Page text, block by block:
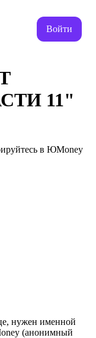
Войти
11"
в ЮMoney
нужен именной
(анонимный